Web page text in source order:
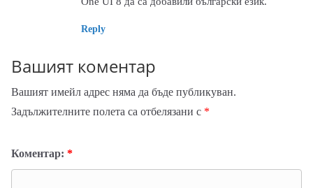
Reply
Вашият коментар
Вашият имейл адрес няма да бъде публикуван.
Задължителните полета са отбелязани с *
Коментар: *